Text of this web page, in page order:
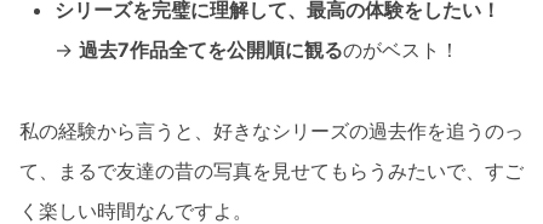
シリーズを完璧に理解して、最高の体験をしたい！
→過去7作品全てを公開順に観るのがベスト！
私の経験から言うと、好きなシリーズの過去作を追うのっ
て、まるで友達の昔の写真を見せてもらうみたいで、すご
く楽しい時間なんですよ。